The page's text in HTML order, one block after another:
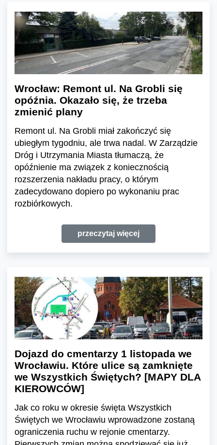
Wrocław: Remont ul. Na Grobli się
opóźnia. Okazało się, że trzeba
zmienić plany
Remont ul. Na Grobli miał zakończyć się
ubiegłym tygodniu, ale trwa nadal. W Zarządzie
Dróg i Utrzymania Miasta tłumaczą, że
opóźnienie ma związek z koniecznością
rozszerzenia nakładu pracy, o którym
zadecydowano dopiero po wykonaniu prac
rozbiórkowych.
przeczytaj więcej
Dojazd do cmentarzy 1 listopada we
Wrocławiu. Które ulice są zamknięte
we Wszystkich Świętych? [MAPY DLA
KIEROWCÓW]
Jak co roku w okresie święta Wszystkich
Świętych we Wrocławiu wprowadzone zostaną
ograniczenia ruchu w rejonie cmentarzy.